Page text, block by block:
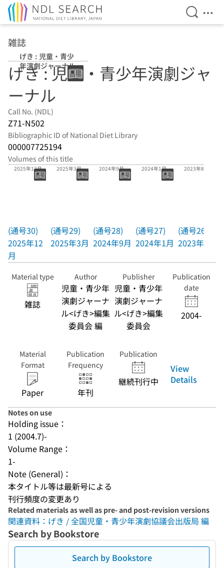
Open
雑誌
げき : 児童・青少
年演劇ジャーナル
げき : 児童・青少年演劇ジャ
ーナル
Call No. (NDL)
Z71-N502
Bibliographic ID of National Diet Library
000007725194
Volumes of this title
(通号30)
2025年12月
(通号30)
2025年12
月
(通号29)
2025年3月
(通号29)
2025年3月
2024年9月
(通号28)
2024年9月
2024年1月
(通号27)
2024年1月
2023年8月
(通号26)
2023年8月
Material type
雑誌
Author
児童・青少年
演劇ジャーナ
ル<げき>編集
委員会 編
Publisher
児童・青少年
演劇ジャーナ
ル<げき>編集
委員会
Publication
date
2004-
Material
Format
Paper
Publication
Frequency
年刊
Publication
継続刊行中
View
Details
Notes on use
Holding issue：
1 (2004.7)-
Volume Range：
1-
Note (General)：
本タイトル等は最新号による
刊行頻度の変更あり
Related materials as well as pre- and post-revision versions
関連資料：げき / 全国児童・青少年演劇協議会出版局 編
Search by Bookstore
Search by Bookstore